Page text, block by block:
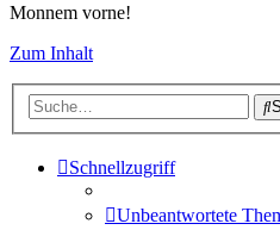
Monnem vorne!
Zum Inhalt
Schnellzugriff
Unbeantwortete